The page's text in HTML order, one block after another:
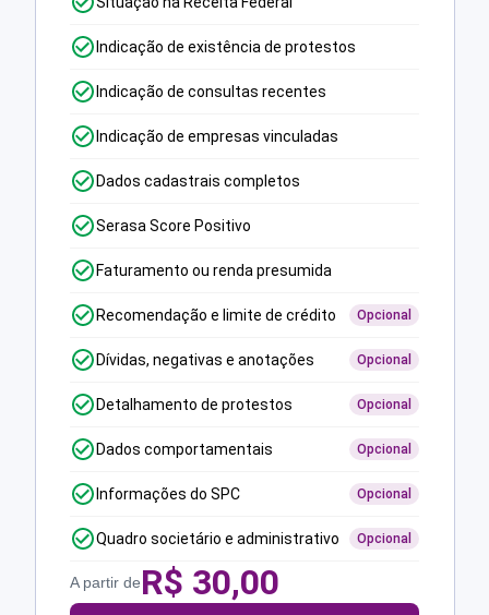
Indicação de existência de protestos
Indicação de consultas recentes
Indicação de empresas vinculadas
Dados cadastrais completos
Serasa Score Positivo
Faturamento ou renda presumida
Recomendação e limite de crédito Opcional
Dívidas, negativas e anotações Opcional
Detalhamento de protestos Opcional
Dados comportamentais Opcional
Informações do SPC Opcional
Quadro societário e administrativo Opcional
A partir deR$ 30,00